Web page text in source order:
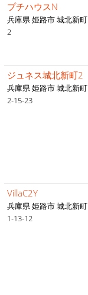
プチハウスN
兵庫県 姫路市 城北新町
2
ジュネス城北新町2
兵庫県 姫路市 城北新町
2-15-23
VillaC2Y
兵庫県 姫路市 城北新町
1-13-12